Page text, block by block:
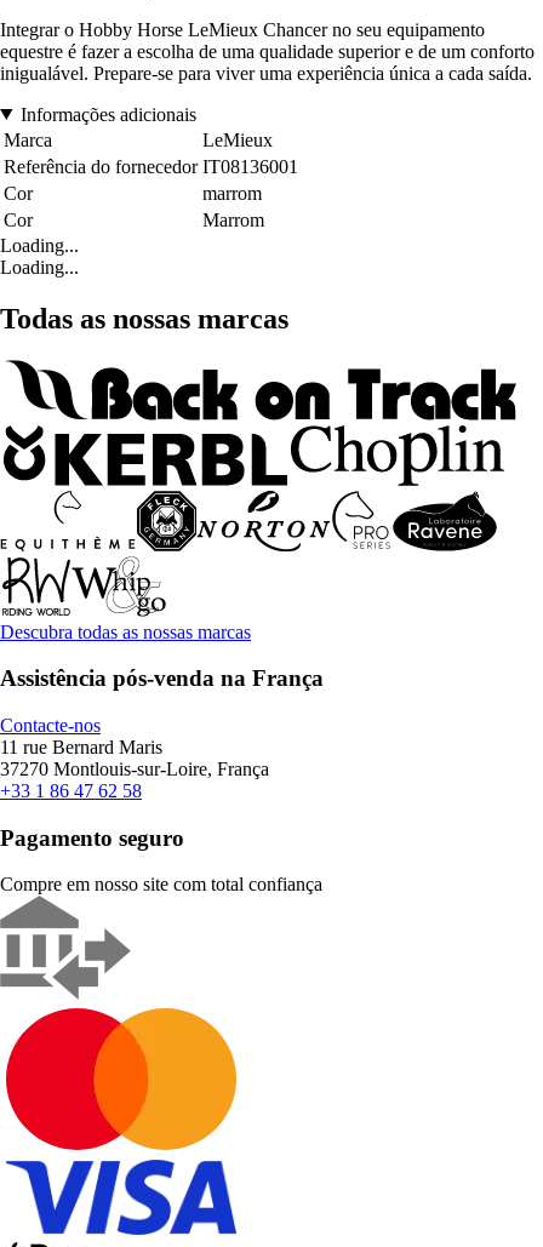
Integrar o Hobby Horse LeMieux Chancer no seu equipamento
equestre é fazer a escolha de uma qualidade superior e de um conforto
inigualável. Prepare-se para viver uma experiência única a cada saída.
Informações adicionais
Marca
LeMieux
Referência do fornecedor IT08136001
Cor
marrom
Cor
Marrom
Loading...
Loading...
Todas as nossas marcas
Descubra todas as nossas marcas
Assistência pós-venda na França
Contacte-nos
11 rue Bernard Maris
37270 Montlouis-sur-Loire, França
+33 1 86 47 62 58
Pagamento seguro
Compre em nosso site com total confiança